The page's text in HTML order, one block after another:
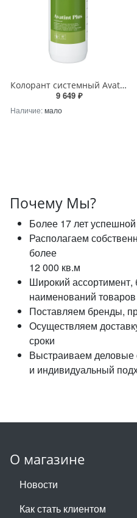
Колорант системный Avatint Plus Tikkurila BH (Blue High) 1Л (не замораживать, до +5) Tikkurila RU
9 649 ₽
Наличие:мало
Почему Мы?
Более 17 лет
Располагаем
более
12 000 кв.м
Широкий ассортимент,
наименований товаров
Поставляем бренды,
Осуществляем
сроки
Выстраиваем деловые
и индивидуальный
О магазине
Новости
Как стать клиентом